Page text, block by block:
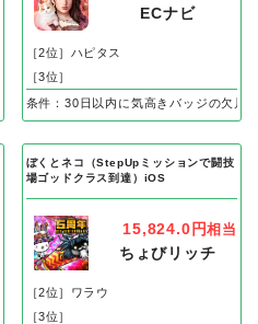
ECナビ
［2位］ハピタス
［3位］
条件：30日以内に気高きバッジの欠片
ぼくとネコ（StepUpミッションで闘技
場ゴッドクラス到達）iOS
15,824.0円相当
ちょびリッチ
［2位］ワラウ
［3位］